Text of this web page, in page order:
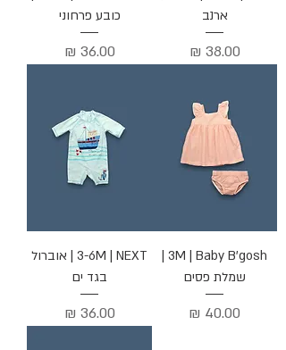
ארנב
מחיר
כובע פרחוני
מחיר
3M | Baby B'gosh |
שמלת פסים
מחיר
3-6M | NEXT | אוברול
בגד ים
מחיר